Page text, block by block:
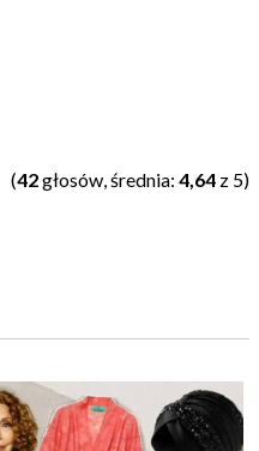
(42głosów, średnia: 4,64 z 5)